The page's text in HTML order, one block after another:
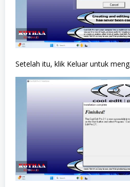
Setelah itu, klik Keluar untuk